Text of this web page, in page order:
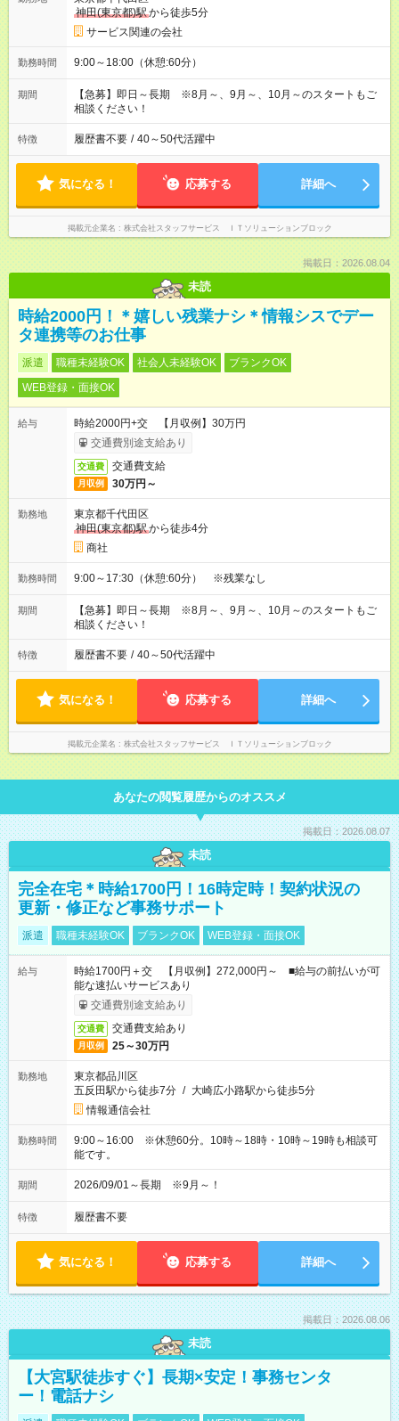
神田(東京都)駅から徒歩5分
サービス関連の会社
勤務時間 9:00～18:00（休憩:60分）
期間
【急募】即日～長期 ※8月～、9月～、10月～のスタートもご
相談ください！
特徴 履歴書不要 / 40～50代活躍中
気になる！ 応募する 詳細へ
掲載元企業名 株式会社スタッフサービス ＩＴソリューションブロック
掲載日：2026.08.04
未読
時給2000円！＊嬉しい残業ナシ＊情報シスでデー
タ連携等のお仕事
派遣 職種未経験OK 社会人未経験OK
ブランクOK
WEB登録・面接OK
給与
時給2000円+交 【月収例】30万円
交通費別途支給あり
交通費 交通費支給
月収例 30万円～
勤務地
東京都千代田区
神田(東京都)駅から徒歩4分
商社
勤務時間 9:00～17:30（休憩:60分） ※残業なし
期間
【急募】即日～長期 ※8月～、9月～、10月～のスタートもご
相談ください！
特徴 履歴書不要 / 40～50代活躍中
気になる！ 応募する 詳細へ
掲載元企業名 株式会社スタッフサービス ＩＴソリューションブロック
あなたの閲覧履歴からのオススメ
掲載日：2026.08.07
未読
完全在宅＊時給1700円！16時定時！契約状況の
更新・修正など事務サポート
派遣 職種未経験OK ブランクOK WEB登録・面接OK
給与
時給1700円＋交 【月収例】272,000円～ ■給与の前払いが可
能な速払いサービスあり
交通費別途支給あり
交通費 交通費支給あり
月収例 25～30万円
勤務地
東京都品川区
五反田駅から徒歩7分 / 大崎広小路駅から徒歩5分
情報通信会社
勤務時間
9:00～16:00 ※休憩60分。10時～18時・10時～19時も相談可
能です。
期間 2026/09/01～長期 ※9月～！
特徴 履歴書不要
気になる！ 応募する 詳細へ
掲載日：2026.08.06
未読
【大宮駅徒歩すぐ】長期×安定！事務センタ
ー！電話ナシ